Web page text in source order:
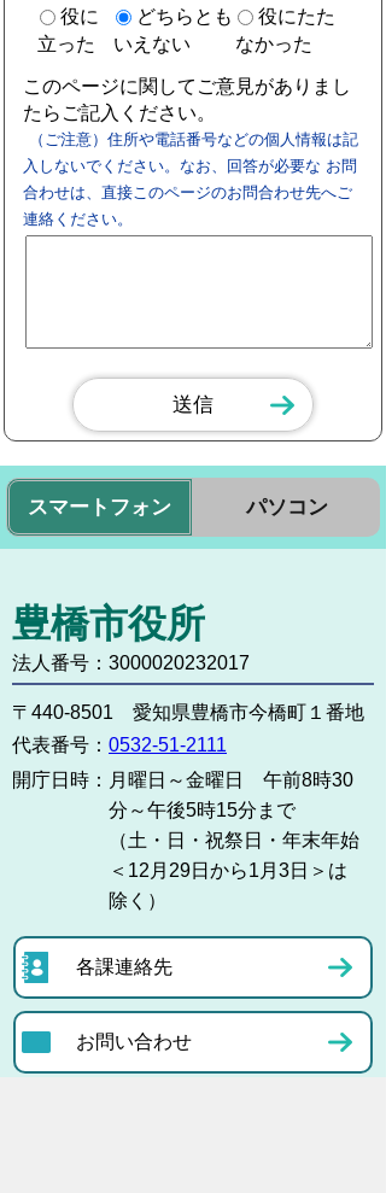
役に
立った
どちらとも
いえない
役にたた
なかった
このページに関してご意見がありまし
たらご記入ください。
（ご注意）住所や電話番号などの個人情報は記
入しないでください。なお、回答が必要な お問
合わせは、直接このページのお問合わせ先へご
連絡ください。
スマートフォン パソコン
豊橋市役所
法人番号：3000020232017
〒440-8501 愛知県豊橋市今橋町１番地
代表番号： 0532-51-2111
開庁日時： 月曜日～金曜日 午前8時30
分～午後5時15分まで
（土・日・祝祭日・年末年始
＜12月29日から1月3日＞は
除く）
各課連絡先
お問い合わせ